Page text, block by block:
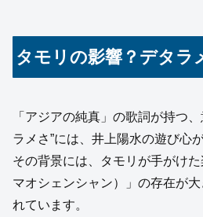
タモリの影響？デタラ
「アジアの純真」の歌詞が持つ
ラメさ”には、井上陽水の遊び心
その背景には、タモリが手がけ
マオシェンシャン）」の存在が
れています。